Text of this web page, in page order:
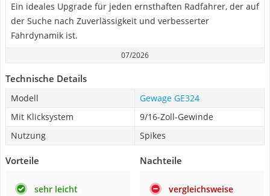
Ein ideales Upgrade für jeden ernsthaften Radfahrer, der auf
der Suche nach Zuverlässigkeit und verbesserter
Fahrdynamik ist.
07/2026
Technische Details
Modell
Gewage GE324
Mit Klicksystem
9/16-Zoll-Gewinde
Nutzung
Spikes
Vorteile
sehr leicht
Nachteile
vergleichsweise